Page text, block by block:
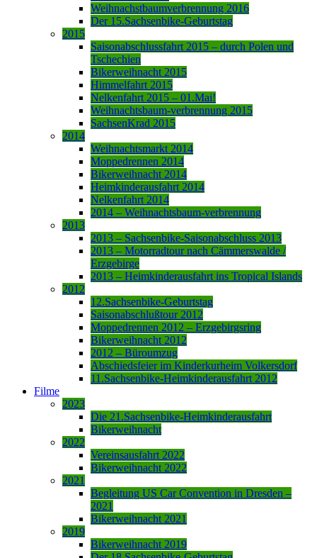
Weihnachstbaumverbrennung 2016
Der 15.Sachsenbike-Geburtstag
2015
Saisonabschlussfahrt 2015 – durch Polen und
Tschechien
Bikerweihnacht 2015
Himmelfahrt 2015
Nelkenfahrt 2015 – 01.Mai!
Weihnachtsbaum-verbrennung 2015
SachsenKrad 2015
2014
Weihnachtsmarkt 2014
Moppedrennen 2014
Bikerweihnacht 2014
Heimkinderausfahrt 2014
Nelkenfahrt 2014
2014 – Weihnachtsbaum-verbrennung
2013
2013 – Sachsenbike-Saisonabschluss 2013
2013 – Motorradtour nach Cämmerswalde /
Erzgebirge
2013 – Heimkinderausfahrt ins Tropical Islands
2012
12.Sachsenbike-Geburtstag
Saisonabschlußtour 2012
Moppedrennen 2012 – Erzgebirgsring
Bikerweihnacht 2012
2012 – Büroumzug
Abschiedsfeier im Kinderkurheim Volkersdorf
11.Sachsenbike-Heimkinderausfahrt 2012
Filme
2023
Die 21.Sachsenbike-Heimkinderausfahrt
Bikerweihnacht
2022
Vereinsausfahrt 2022
Bikerweihnacht 2022
2021
Begleitung US Car Convention in Dresden –
2021
Bikerweihnacht 2021
2019
Bikerweihnacht 2019